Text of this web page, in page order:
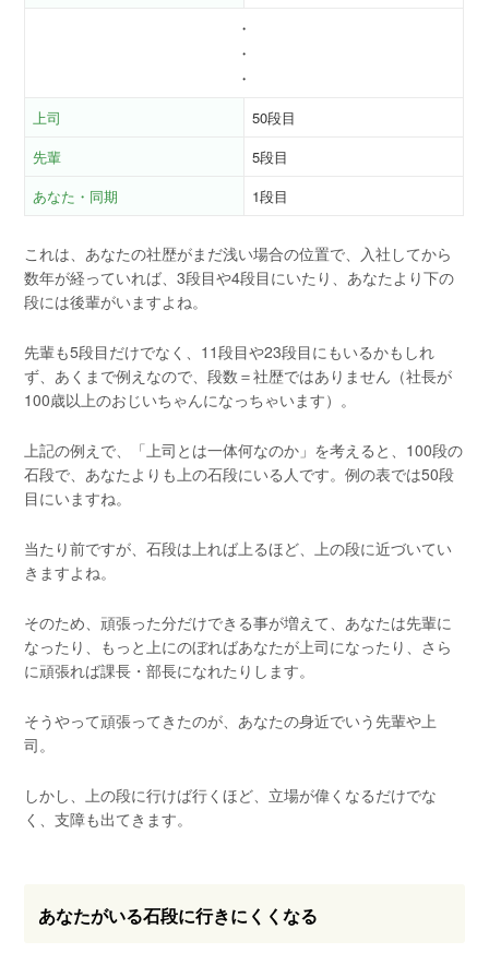
・
・
・
上司
50段目
先輩
5段目
あなた・同期
1段目
これは、あなたの社歴がまだ浅い場合の位置で、入社してから
数年が経っていれば、3段目や4段目にいたり、あなたより下の
段には後輩がいますよね。
先輩も5段目だけでなく、11段目や23段目にもいるかもしれ
ず、あくまで例えなので、段数＝社歴ではありません（社長が
100歳以上のおじいちゃんになっちゃいます）。
上記の例えで、「上司とは一体何なのか」を考えると、100段の
石段で、あなたよりも上の石段にいる人です。例の表では50段
目にいますね。
当たり前ですが、石段は上れば上るほど、上の段に近づいてい
きますよね。
そのため、頑張った分だけできる事が増えて、あなたは先輩に
なったり、もっと上にのぼればあなたが上司になったり、さら
に頑張れば課長・部長になれたりします。
そうやって頑張ってきたのが、あなたの身近でいう先輩や上
司。
しかし、上の段に行けば行くほど、立場が偉くなるだけでな
く、支障も出てきます。
あなたがいる石段に行きにくくなる